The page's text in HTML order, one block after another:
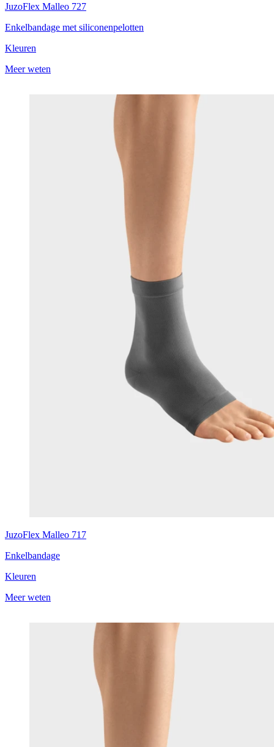
JuzoFlex Malleo 727
Enkelbandage met siliconenpelotten
Kleuren
Meer weten
JuzoFlex Malleo 717
Enkelbandage
Kleuren
Meer weten